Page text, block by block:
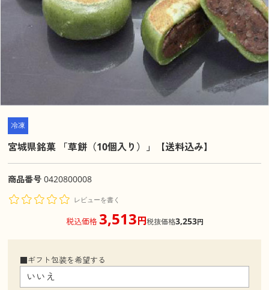
冷凍
宮城県銘菓 「草餅（10個入り）」【送料込み】
商品番号 0420800008
レビューを書く
税込価格 3,513円税抜価格3,253円
■ギフト包装を希望する